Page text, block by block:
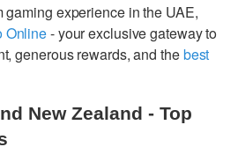
gaming experience in the UAE,
Online- your exclusive gateway to
generous rewards, and thebest
New Zealand - Top